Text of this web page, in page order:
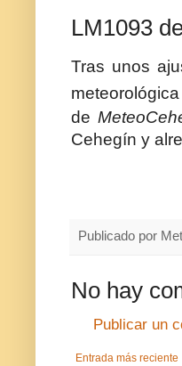
LM1093
Tras unos
meteorológica
de
Cehegín y
Publicado por
No hay
Publicar un
Entrada más reciente